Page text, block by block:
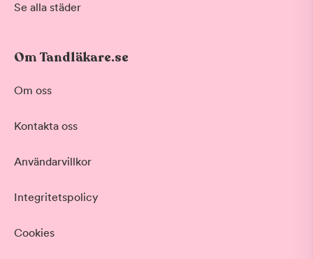
Se alla städer
Om Tandläkare.se
Om oss
Kontakta oss
Användarvillkor
Integritetspolicy
Cookies